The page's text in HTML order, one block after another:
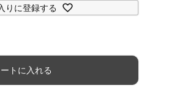
りに登録する
トに入れる